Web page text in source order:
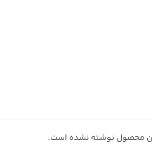
محصول نوشته نشده است.